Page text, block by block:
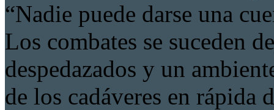
“Nadie puede darse una
Los combates se suceden
despedazados y un
de los cadáveres en rápida